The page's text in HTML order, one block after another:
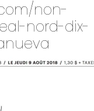
non-
nord-dix-